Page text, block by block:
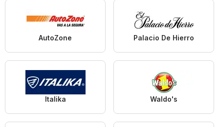
AutoZone Palacio De Hierro
Italika Waldo's